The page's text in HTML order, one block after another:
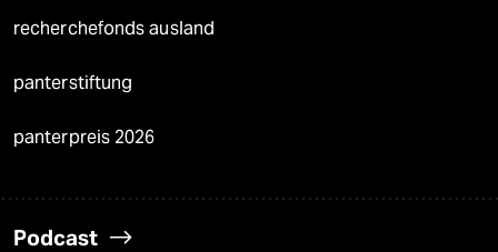
recherchefonds ausland
panterstiftung
panterpreis 2026
Podcast